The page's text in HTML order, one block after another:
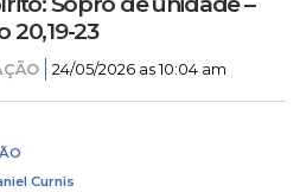
20,19-23
24/05/2026 as 10:04 am
Curnis